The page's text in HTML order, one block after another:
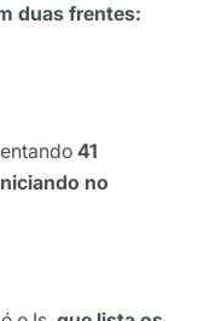
duas frentes:
41
no